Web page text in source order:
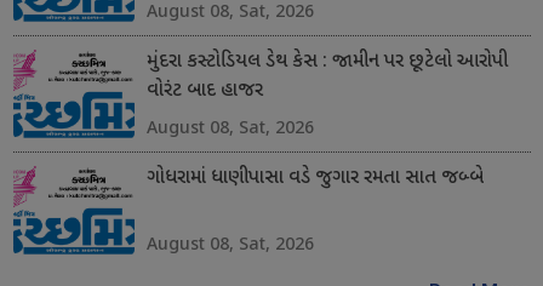
August 08, Sat, 2026
મુંદરા કસ્ટોડિયલ ડેથ કેસ : જામીન પર છૂટેલો આરોપી
વોરંટ બાદ હાજર
August 08, Sat, 2026
ગોધરામાં ધાણીપાસા વડે જુગાર રમતા સાત જબ્બે
August 08, Sat, 2026